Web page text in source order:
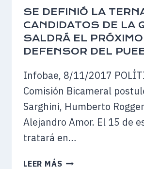
PUEBLO
SE DEFINIÓ LA
CANDIDATOS DE LA
SALDRÁ EL PRÓXIMO
DEFENSOR DEL
Infobae, 8/11/2017
Comisión Bicameral
Sarghini, Humberto
Alejandro Amor. El 15 de
tratará en…
LEER MÁS SE